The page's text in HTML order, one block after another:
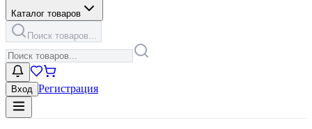
Каталог товаров
Поиск товаров...
Вход Регистрация